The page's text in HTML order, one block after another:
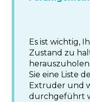
Es ist wichtig,
Zustand zu
Sie eine Liste
Extruder und
durchgeführt